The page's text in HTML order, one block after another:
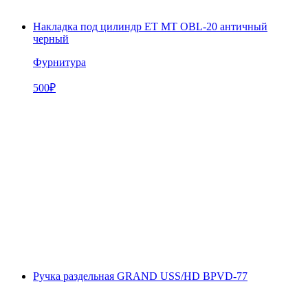
Накладка под цилиндр ET MT OBL-20 античный
черный
Фурнитура
500₽
Ручка раздельная GRAND USS/HD BPVD-77